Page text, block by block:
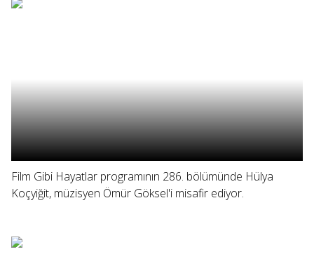
Film Gibi Hayatlar programının 286. bölümünde Hülya
Koçyiğit, müzisyen Ömür Göksel'i misafir ediyor.